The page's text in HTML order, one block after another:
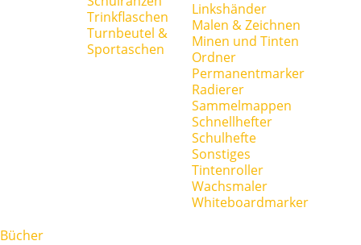
Trinkflaschen
Turnbeutel &
Sportaschen
Linkshänder
Malen & Zeichnen
Minen und Tinten
Ordner
Permanentmarker
Radierer
Sammelmappen
Schnellhefter
Schulhefte
Sonstiges
Tintenroller
Wachsmaler
Whiteboardmarker
Bücher